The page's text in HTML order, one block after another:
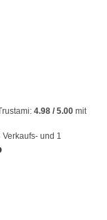
4.98 / 5.00mit
und 1